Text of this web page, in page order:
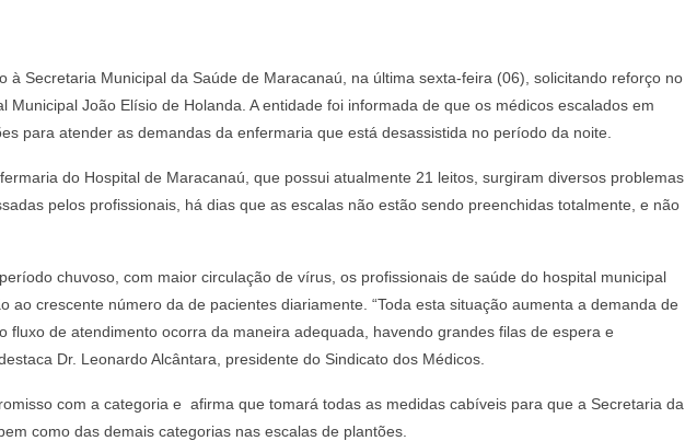
à Secretaria Municipal da Saúde de Maracanaú, na última sexta-feira (06), solicitando reforço no
João Elísio de Holanda. A entidade foi informada de que os médicos escalados em
para atender as demandas da enfermaria que está desassistida no período da noite.
do Hospital de Maracanaú, que possui atualmente 21 leitos, surgiram diversos problemas
pelos profissionais, há dias que as escalas não estão sendo preenchidas totalmente, e não
chuvoso, com maior circulação de vírus, os profissionais de saúde do hospital municipal
ao crescente número da de pacientes diariamente. “Toda esta situação aumenta a demanda de
fluxo de atendimento ocorra da maneira adequada, havendo grandes filas de espera e
Dr. Leonardo Alcântara, presidente do Sindicato dos Médicos.
com a categoria e afirma que tomará todas as medidas cabíveis para que a Secretaria da
como das demais categorias nas escalas de plantões.